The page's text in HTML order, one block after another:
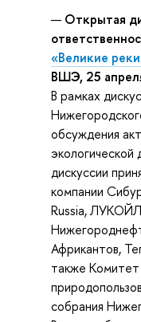
Открытая
«Великие
ВШЭ, 25
В рамках
обсуждения
экологической
дискуссии
компании
Russia,
Африкантов,
также Комитет
собрания